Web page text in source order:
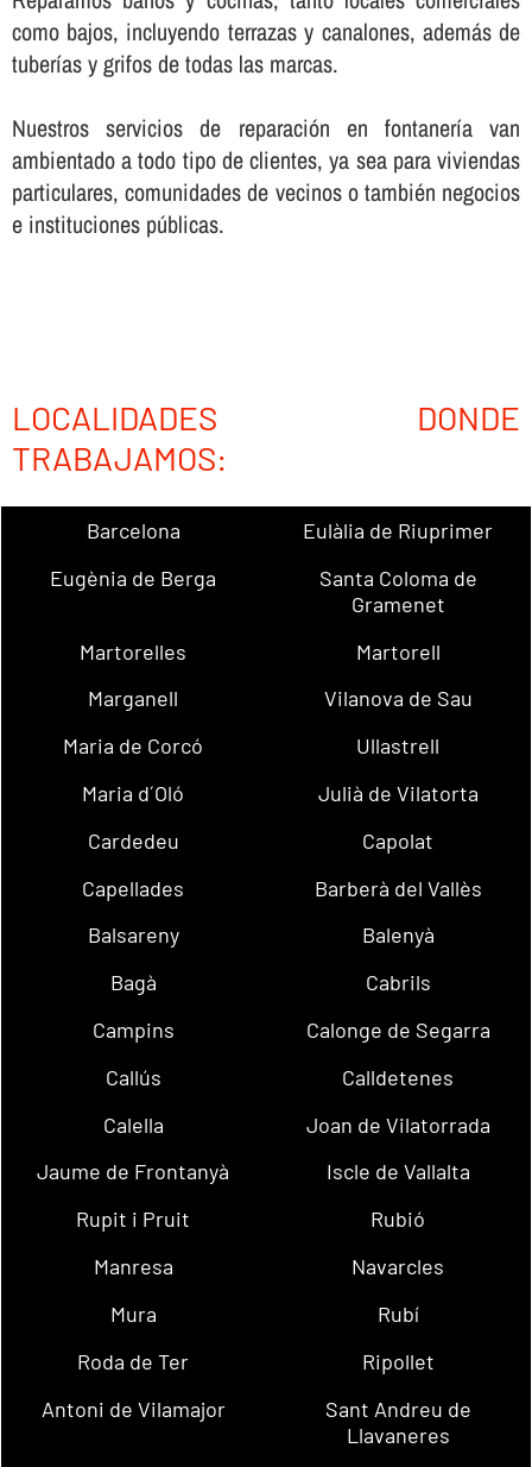
como bajos, incluyendo terrazas y canalones, además de
tuberí­as y grifos de todas las marcas.
Nuestros servicios de reparación en fontanerí­a van
ambientado a todo tipo de clientes, ya sea para viviendas
particulares, comunidades de vecinos o también negocios
e instituciones públicas.
LOCALIDADES DONDE
TRABAJAMOS:
Barcelona
Eulàlia de Riuprimer
Eugènia de Berga
Santa Coloma de
Gramenet
Martorelles
Martorell
Marganell
Vilanova de Sau
Maria de Corcó
Ullastrell
Maria d´Oló
Julià de Vilatorta
Cardedeu
Capolat
Capellades
Barberà del Vallès
Balsareny
Balenyà
Bagà
Cabrils
Campins
Calonge de Segarra
Callús
Calldetenes
Calella
Joan de Vilatorrada
Jaume de Frontanyà
Iscle de Vallalta
Rupit i Pruit
Rubió
Manresa
Navarcles
Mura
Rubí
Roda de Ter
Ripollet
Antoni de Vilamajor
Sant Andreu de
Llavaneres